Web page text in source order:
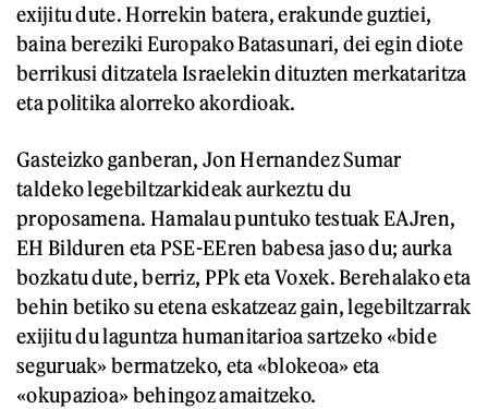
exijitu dute. Horrekin batera, erakunde guztiei,
baina bereziki Europako Batasunari, dei egin diote
berrikusi ditzatela Israelekin dituzten merkataritza
eta politika alorreko akordioak.
Gasteizko ganberan, Jon Hernandez Sumar
taldeko legebiltzarkideak aurkeztu du
proposamena. Hamalau puntuko testuak EAJren,
EH Bilduren eta PSE-EEren babesa jaso du; aurka
bozkatu dute, berriz, PPk eta Voxek. Berehalako eta
behin betiko su etena eskatzeaz gain, legebiltzarrak
exijitu du laguntza humanitarioa sartzeko «bide
seguruak» bermatzeko, eta «blokeoa» eta
«okupazioa» behingoz amaitzeko.